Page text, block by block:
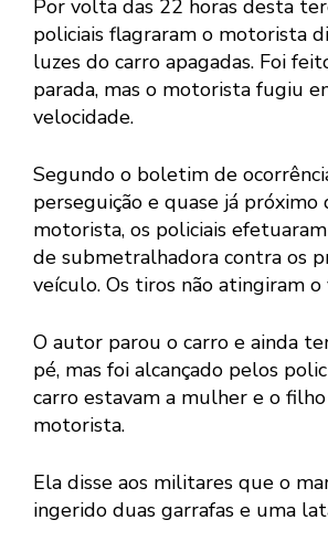
Por volta das 22 horas desta
policiais flagraram o motorista
luzes do carro apagadas. Foi
parada, mas o motorista fugiu
velocidade.
Segundo o boletim de
perseguição e quase já próximo
motorista, os policiais
de submetralhadora contra os
veículo. Os tiros não atingiram o
O autor parou o carro e ainda
pé, mas foi alcançado pelos
carro estavam a mulher e o
motorista.
Ela disse aos militares que o
ingerido duas garrafas e uma